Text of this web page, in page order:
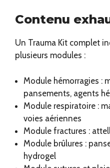
Contenu
Un Trauma Kit complet
plusieurs modules :
Module hémorragies :
pansements, agents
Module respiratoire :
voies aériennes
Module fractures :
Module brûlures :
hydrogel